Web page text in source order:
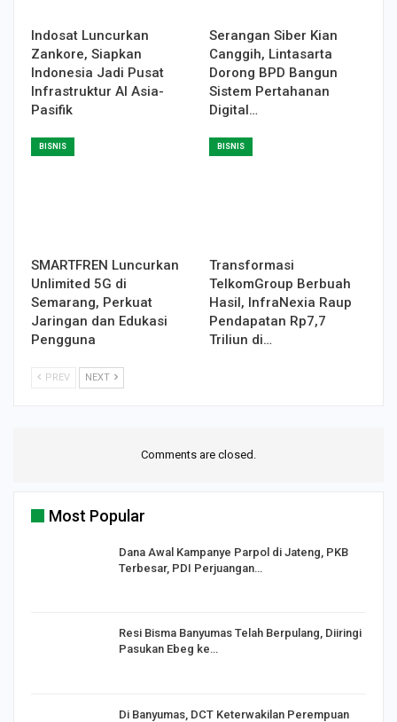
Indosat Luncurkan
Zankore, Siapkan
Indonesia Jadi Pusat
Infrastruktur AI Asia-
Pasifik
Serangan Siber Kian
Canggih, Lintasarta
Dorong BPD Bangun
Sistem Pertahanan
Digital…
BISNIS
SMARTFREN Luncurkan
Unlimited 5G di
Semarang, Perkuat
Jaringan dan Edukasi
Pengguna
BISNIS
Transformasi
TelkomGroup Berbuah
Hasil, InfraNexia Raup
Pendapatan Rp7,7
Triliun di…
PREV NEXT
Comments are closed.
Most Popular
Dana Awal Kampanye Parpol di Jateng, PKB
Terbesar, PDI Perjuangan…
Resi Bisma Banyumas Telah Berpulang, Diiringi
Pasukan Ebeg ke…
Di Banyumas, DCT Keterwakilan Perempuan